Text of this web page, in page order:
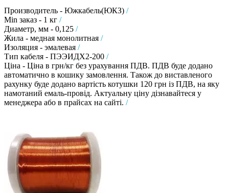
Производитель - Южкабель(ЮКЗ) /
Min заказ - 1 кг /
Диаметр, мм - 0,125 /
Жила - медная монолитная /
Изоляция - эмалевая /
Тип кабеля - ПЭЭИДХ2-200 /
Ціна - Ціна в грн/кг без урахування ПДВ. ПДВ буде додано
автоматично в кошику замовлення. Також до виставленого
рахунку буде додано вартість котушки 120 грн із ПДВ, на яку
намотаний емаль-провід. Актуальну ціну дізнавайтеся у
менеджера або в прайсах на сайті. /